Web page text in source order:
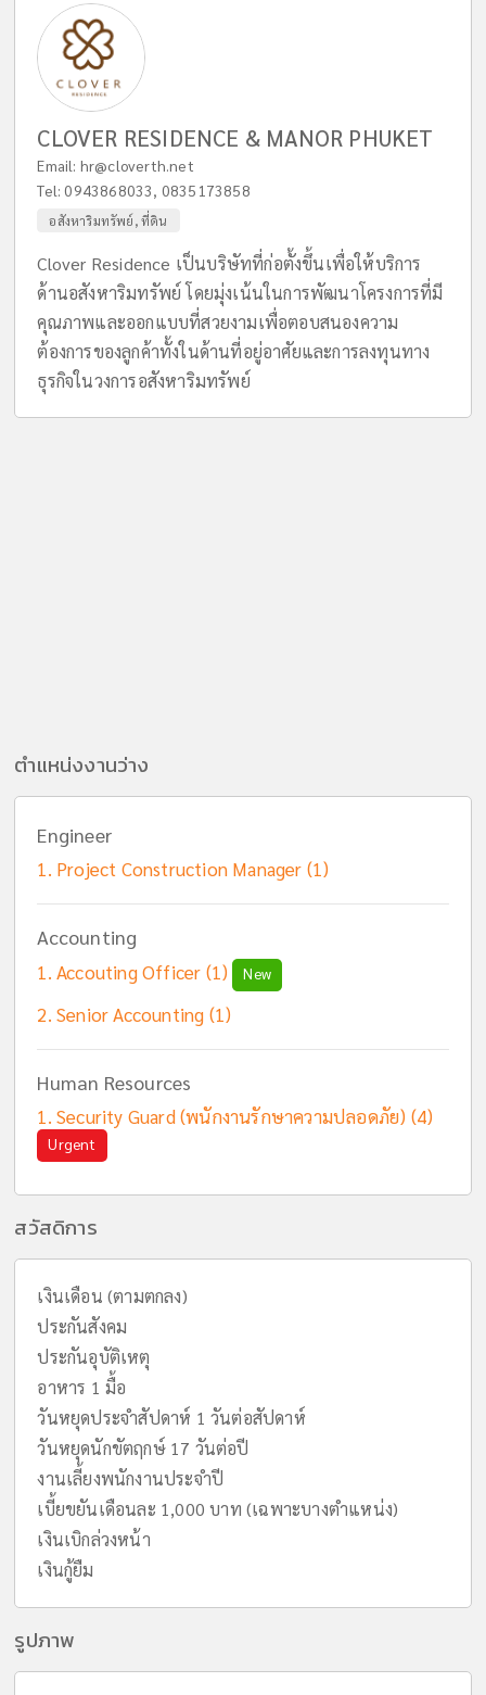
CLOVER RESIDENCE & MANOR PHUKET
Email: hr@cloverth.net
Tel:0943868033, 0835173858
อสังหาริมทรัพย์, ที่ดิน
Clover Residence เป็นบริษัทที่ก่อตั้งขึ้นเพื่อให้บริการ
ด้านอสังหาริมทรัพย์ โดยมุ่งเน้นในการพัฒนาโครงการที่มี
คุณภาพและออกแบบที่สวยงามเพื่อตอบสนองความ
ต้องการของลูกค้าทั้งในด้านที่อยู่อาศัยและการลงทุนทาง
ธุรกิจในวงการอสังหาริมทรัพย์
ตำแหน่งงานว่าง
Engineer
Project Construction Manager (1)
Accounting
Accouting Officer (1) New
Senior Accounting (1)
Human Resources
Security Guard (พนักงานรักษาความปลอดภัย) (4)
Urgent
สวัสดิการ
เงินเดือน (ตามตกลง)
ประกันสังคม
ประกันอุบัติเหตุ
อาหาร 1 มื้อ
วันหยุดประจําสัปดาห์ 1 วันต่อสัปดาห์
วันหยุดนักขัตฤกษ์ 17 วันต่อปี
งานเลี้ยงพนักงานประจําปี
เบี้ยขยันเดือนละ 1,000 บาท (เฉพาะบางตําแหน่ง)
เงินเบิกล่วงหน้า
เงินกู้ยืม
รูปภาพ